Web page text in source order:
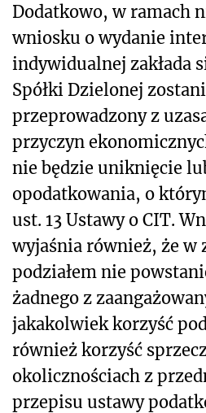
Dodatkowo, w ramach
wniosku o wydanie
indywidualnej zakłada
Spółki Dzielonej
przeprowadzony z
przyczyn
nie będzie uniknięcie
opodatkowania, o
ust. 13 Ustawy o CIT.
wyjaśnia również, że w
podziałem nie
żadnego z
jakakolwiek korzyść
również korzyść
okolicznościach z
przepisu ustawy